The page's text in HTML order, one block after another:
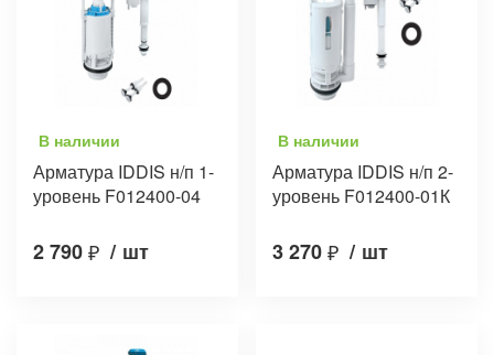
В наличии
Арматура IDDIS н/п 1-
уровень F012400-04
2 790₽ / шт
В наличии
Арматура IDDIS н/п 2-
уровень F012400-01К
3 270₽ / шт